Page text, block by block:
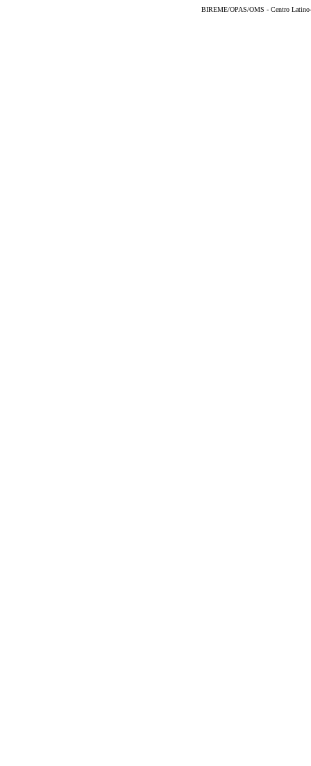
BIREME/OPAS/OMS - Centro Latino-